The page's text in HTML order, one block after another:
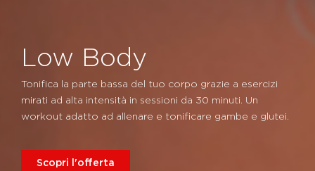
Low Body
Tonifica la parte bassa del tuo corpo grazie a esercizi
mirati ad alta intensità in sessioni da 30 minuti. Un
workout adatto ad allenare e tonificare gambe e glutei.
Scopri l'offerta